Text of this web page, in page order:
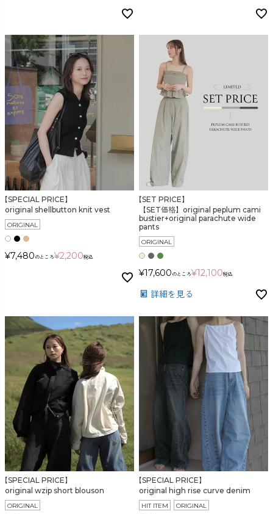
【SPECIAL PRICE】
original shellbutton knit vest
ORIGINAL
¥7,480 のところ¥2,200税込
【SET PRICE】
【SET価格】original peplum cami
bustier+original parachute wide
pants
ORIGINAL
¥17,600 のところ¥12,100税込
詳細を見る
【SPECIAL PRICE】
original wzip short blouson
ORIGINAL
【SPECIAL PRICE】
original high rise curve denim
HIT ITEM ORIGINAL